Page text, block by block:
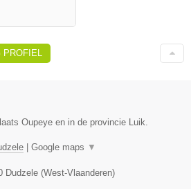
PROFIEL
Oupeye en in de provincie Luik.
Google maps ▼
Dudzele (West-Vlaanderen)